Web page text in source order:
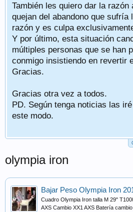
También les quiero dar la razón
quejan del abandono que sufría
razón y es culpa
Y por último, esta situación
múltiples personas que se han
conmigo insistiendo en revertir
Gracias.
Gracias otra vez a todos.
PD. Según tenga noticias las
este modo.
olympia iron
Bajar Peso Olympia Iron
Cuadro Olympia Iron talla M 29"
AXS Cambio XX1 AXS Batería